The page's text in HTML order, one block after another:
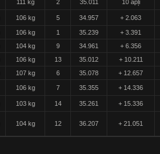
111 kg 2 35.011 10 apļi
106 kg 5 34.957 + 2.063
106 kg 1 35.239 + 3.391
104 kg 9 34.961 + 6.356
106 kg 13 35.012 + 10.211
107 kg 6 35.078 + 12.657
106 kg 7 35.355 + 14.336
103 kg 14 35.261 + 15.336
104 kg 12 36.207 + 21.051